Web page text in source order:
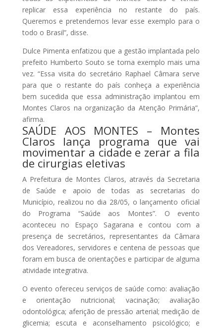
replicar essa experiência no restante do país.
Queremos e pretendemos levar esse exemplo para o
todo o Brasil”, disse.
Dulce Pimenta enfatizou que a gestão implantada pelo
prefeito Humberto Souto se torna exemplo mais uma
vez. “Essa visita do secretário Raphael Câmara serve
para que o restante do país conheça a experiência
bem sucedida que essa administração implantou em
Montes Claros na organização da Atenção Primária”,
afirma.
SAÚDE AOS MONTES – Montes
Claros lança programa que vai
movimentar a cidade e zerar a fila
de cirurgias eletivas
A Prefeitura de Montes Claros, através da Secretaria
de Saúde e apoio de todas as secretarias do
Município, realizou no dia 28/05, o lançamento oficial
do Programa “Saúde aos Montes”. O evento
aconteceu no Espaço Sagarana e contou com a
presença de secretários, representantes da Câmara
dos Vereadores, servidores e centena de pessoas que
foram em busca de orientações e participar de alguma
atividade integrativa.
O evento ofereceu serviços de saúde como: avaliação
e orientação nutricional; vacinação; avaliação
odontológica; aferição de pressão arterial; medição de
glicemia; escuta e aconselhamento psicológico; e